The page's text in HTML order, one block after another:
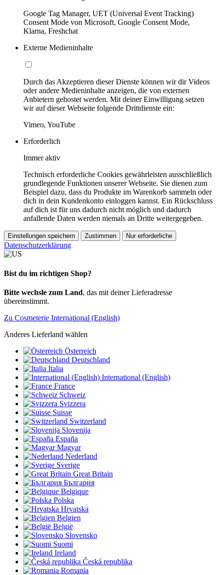
Google Tag Manager, UET (Universal Event Tracking)
Consent Mode von Microsoft, Google Consent Mode,
Klarna, Freshchat
Externe Medieninhalte
Durch das Akzeptieren dieser Dienste können wir dir Videos
oder andere Medieninhalte anzeigen, die von externen
Anbietern gehostet werden. Mit deiner Einwilligung setzen
wir auf dieser Webseite folgende Drittdienste ein:
Vimeo, YouTube
Erforderlich
Immer aktiv
Technisch erforderliche Cookies gewährleisten ausschließlich
grundlegende Funktionen unserer Webseite. Sie dienen zum
Beispiel dazu, dass du Produkte im Warenkorb sammeln oder
dich in dein Kundenkonto einloggen kannst. Ein Rückschluss
auf dich ist für uns dadurch nicht möglich und dadurch
anfallende Daten werden niemals an Dritte weitergegeben.
Einstellungen speichern Zustimmen Nur erforderliche
Datenschutzerklärung
Bist du im richtigen Shop?
Bitte wechsle zum Land, das mit deiner Lieferadresse
übereinstimmt.
Zu Cosmeterie International (English)
Anderes Lieferland wählen
Österreich
Deutschland
Italia
International (English)
France
Schweiz
Svizzera
Suisse
Switzerland
Slovenija
España
Magyar
Nederland
Sverige
Great Britain
България
Belgique
Polska
Hrvatska
Belgien
België
Slovensko
Suomi
Ireland
Česká republika
Romania